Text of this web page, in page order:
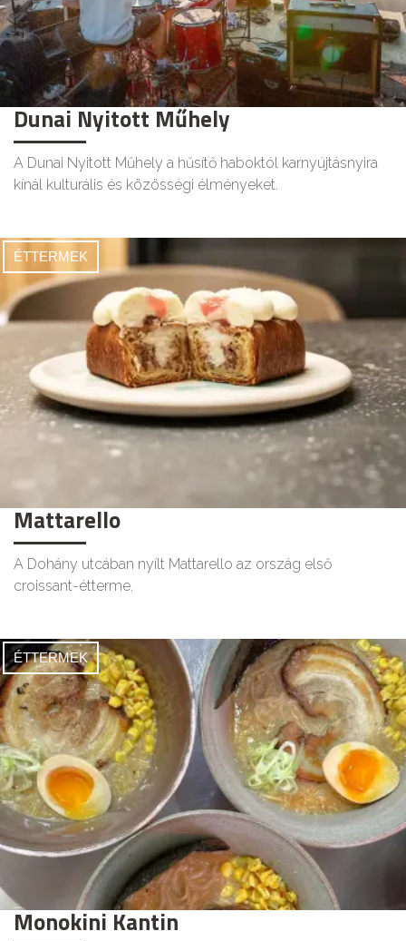
Dunai Nyitott Műhely
A Dunai Nyitott Műhely a hűsítő haboktól karnyújtásnyira
kínál kulturális és közösségi élményeket.
ÉTTERMEK
Mattarello
A Dohány utcában nyílt Mattarello az ország első
croissant-étterme.
ÉTTERMEK
Monokini Kantin